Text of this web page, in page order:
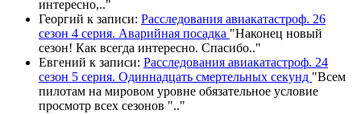
интересно,.."
Георгий к записи: Расследования авиакатастроф. 26
сезон 4 серия. Аварийная посадка "Наконец новый
сезон! Как всегда интересно. Спасибо.."
Евгений к записи: Расследования авиакатастроф. 24
сезон 5 серия. Одиннадцать смертельных секунд "Всем
пилотам на мировом уровне обязательное условие
просмотр всех сезонов ".."